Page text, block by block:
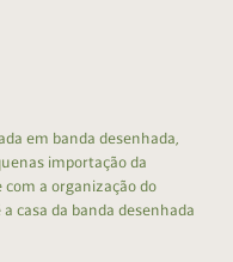
em banda desenhada,
importação da
com a organização do
casa da banda desenhada